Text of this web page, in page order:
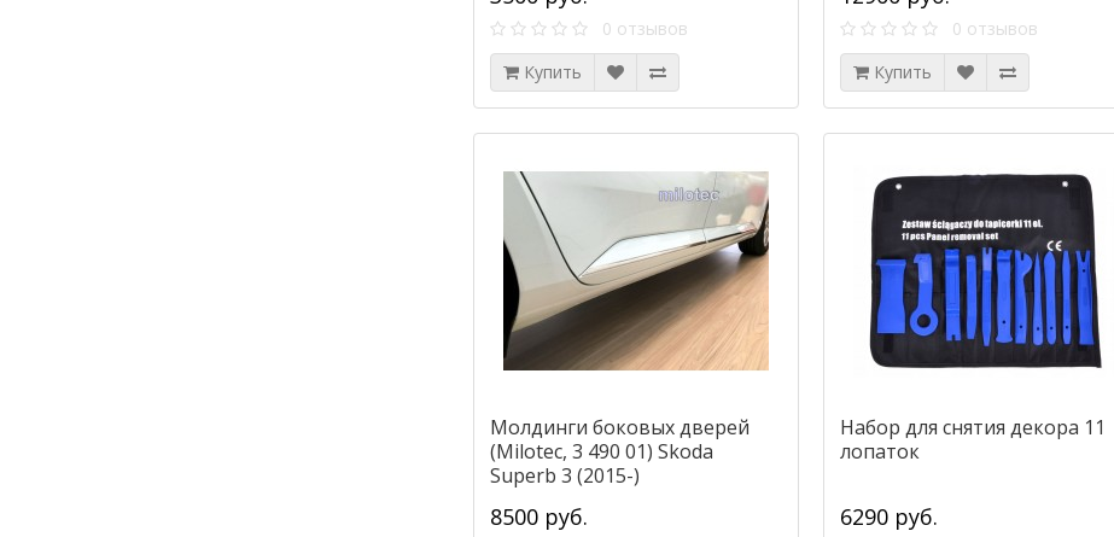
0 отзывов
Купить
0 отзывов
Купить
Молдинги боковых дверей
(Milotec, 3 490 01) Skoda
Superb 3 (2015-)
8500 руб.
Набор для снятия декора 11
лопаток
6290 руб.